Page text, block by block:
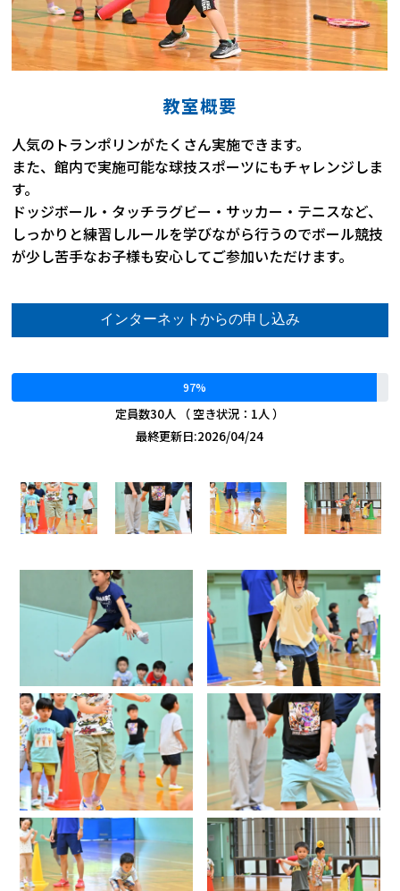
教室概要
人気のトランポリンがたくさん実施できます。
また、館内で実施可能な球技スポーツにもチャレンジしま
す。
ドッジボール・タッチラグビー・サッカー・テニスなど、
しっかりと練習しルールを学びながら行うのでボール競技
が少し苦手なお子様も安心してご参加いただけます。
97%
定員数30人 （ 空き状況：1人 ）
最終更新日:2026/04/24